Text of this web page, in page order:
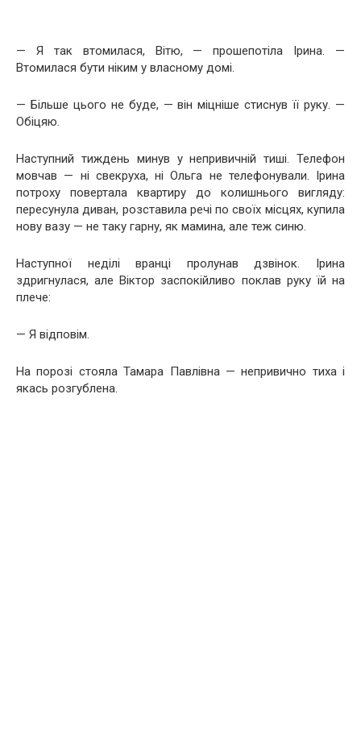
— Я так втомилася, Вітю, — прошепотіла Ірина. —
Втомилася бути ніким у власному домі.
— Більше цього не буде, — він міцніше стиснув її руку. —
Обіцяю.
Наступний тиждень минув у непривичній тиші. Телефон
мовчав — ні свекруха, ні Ольга не телефонували. Ірина
потроху повертала квартиру до колишнього вигляду:
пересунула диван, розставила речі по своїх місцях, купила
нову вазу — не таку гарну, як мамина, але теж синю.
Наступної неділі вранці пролунав дзвінок. Ірина
здригнулася, але Віктор заспокійливо поклав руку їй на
плече:
— Я відповім.
На порозі стояла Тамара Павлівна — непривично тиха і
якась розгублена.